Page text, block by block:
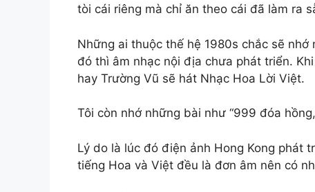
tòi cái riêng mà chỉ ăn theo cái đã làm ra
Những ai thuộc thế hệ 1980s chắc sẽ
đó thì âm nhạc nội địa chưa phát triển.
hay Trường Vũ sẽ hát Nhạc Hoa Lời Việt.
Tôi còn nhớ những bài như “999 đóa
Lý do là lúc đó điện ảnh Hong Kong phát
tiếng Hoa và Việt đều là đơn âm nên có